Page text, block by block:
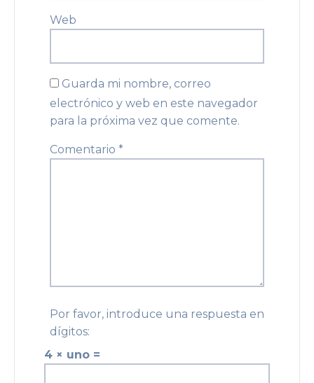
Web
Guarda mi nombre, correo
electrónico y web en este navegador
para la próxima vez que comente.
Comentario *
Por favor, introduce una respuesta en
dígitos:
4 × uno =